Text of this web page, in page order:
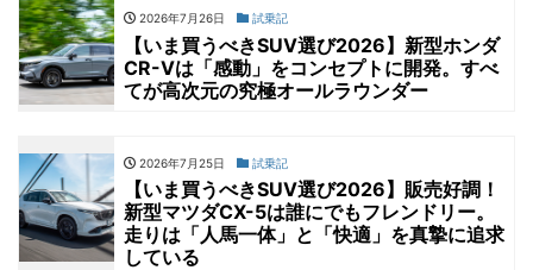
2026年7月26日 試乗記
【いま買うべきSUV選び2026】新型ホンダ
CR-Vは「感動」をコンセプトに開発。すべ
てが高次元の究極オールラウンダー
2026年7月25日 試乗記
【いま買うべきSUV選び2026】販売好調！
新型マツダCX-5は誰にでもフレンドリー。
走りは「人馬一体」と「快適」を真摯に追求
している